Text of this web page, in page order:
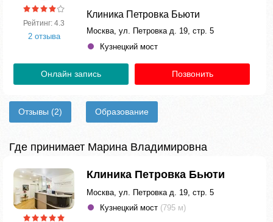
Рейтинг: 4.3
2 отзыва
Клиника Петровка Бьюти
Москва, ул. Петровка д. 19, стр. 5
Кузнецкий мост
Онлайн запись Позвонить
Отзывы (2) Образование
Где принимает Марина Владимировна
Клиника Петровка Бьюти
Москва, ул. Петровка д. 19, стр. 5
Кузнецкий мост (795 м)